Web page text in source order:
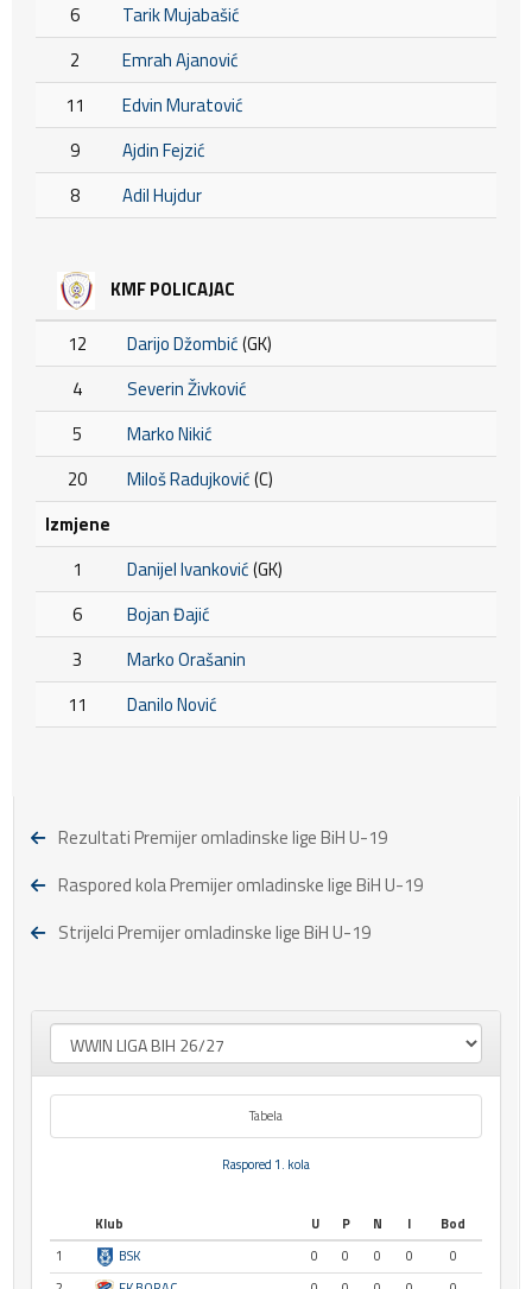
6
Tarik Mujabašić
2
Emrah Ajanović
11
Edvin Muratović
9
Ajdin Fejzić
8
Adil Hujdur
KMF POLICAJAC
12 Darijo Džombić(GK)
4
Severin Živković
5
Marko Nikić
20
Miloš Radujković(C)
Izmjene
1
Danijel Ivanković(GK)
6
Bojan Đajić
3
Marko Orašanin
11
Danilo Nović
Rezultati Premijer omladinske lige BiH U-19
Raspored kola Premijer omladinske lige BiH U-19
Strijelci Premijer omladinske lige BiH U-19
Tabela
Raspored 1. kola
Klub U P N I
Bod
1
BSK 0 0 0 0
0